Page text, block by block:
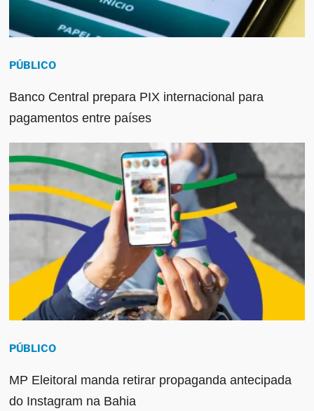
PÚBLICO
Banco Central prepara PIX internacional para
pagamentos entre países
PÚBLICO
MP Eleitoral manda retirar propaganda antecipada
do Instagram na Bahia